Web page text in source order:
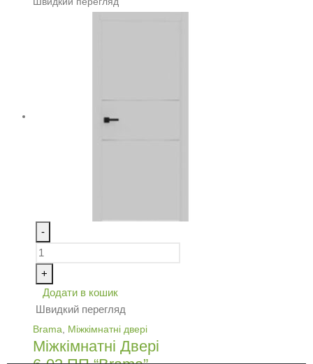
-
+
Додати в кошик
Швидкий перегляд
Brama Міжкімнатні двері
Міжкімнатні Двері